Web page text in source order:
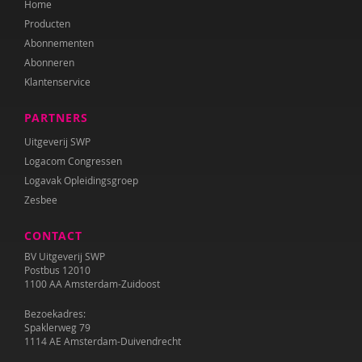
Geert-Jan Stams
Frea Swets-Gronert
Louis Tavecchio
Peter de Wit
Home
Producten
Abonnementen
Abonneren
Klantenservice
PARTNERS
Uitgeverij SWP
Logacom Congressen
Logavak Opleidingsgroep
Zesbee
CONTACT
BV Uitgeverij SWP
Postbus 12010
1100 AA Amsterdam-Zuidoost
Bezoekadres:
Spaklerweg 79
1114 AE Amsterdam-Duivendrecht